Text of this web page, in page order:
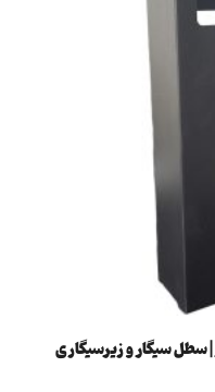
سطل سیگار و زیرسیگاری